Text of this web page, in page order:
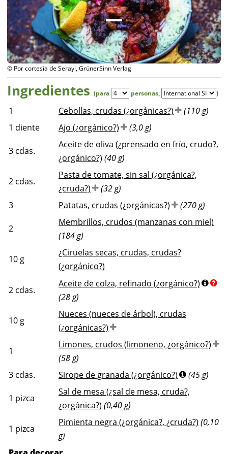
© Por cortesía de Serayi, GrünerSinn Verlag
Ingredientes (para personas, )
1 Cebollas, crudas (¿orgánicas?)
(110 g)
1 diente Ajo (¿orgánico?) (3,0 g)
3 cdas.
Aceite de oliva (¿prensado en frío, crudo?,
¿orgánico?) (40 g)
2 cdas.
Pasta de tomate, sin sal (¿orgánica?,
¿cruda?)
(32 g)
3
Patatas, crudas (¿orgánicas?) (270 g)
2
Membrillos, crudos (manzanas con miel)
(184 g)
10 g
¿Ciruelas secas, crudas, crudas?
(¿orgánico?)
2 cdas.
Aceite de colza, refinado (¿orgánico?)
(28 g)
10 g
Nueces (nueces de árbol), crudas
(¿orgánicas?)
1
Limones, crudos (limoneno, ¿orgánico?)
(58 g)
3 cdas. Sirope de granada (¿orgánico?) (45 g)
1 pizca
Sal de mesa (¿sal de mesa, cruda?,
¿orgánica?) (0,40 g)
1 pizca
Pimienta negra (¿orgánica?, ¿cruda?) (0,10
g)